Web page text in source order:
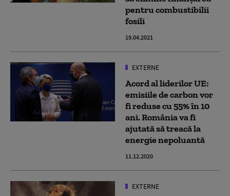
pentru combustibilii
fosili
19.04.2021
EXTERNE
Acord al liderilor UE:
emisiile de carbon vor
fi reduse cu 55% în 10
ani. România va fi
ajutată să treacă la
energie nepoluantă
11.12.2020
EXTERNE